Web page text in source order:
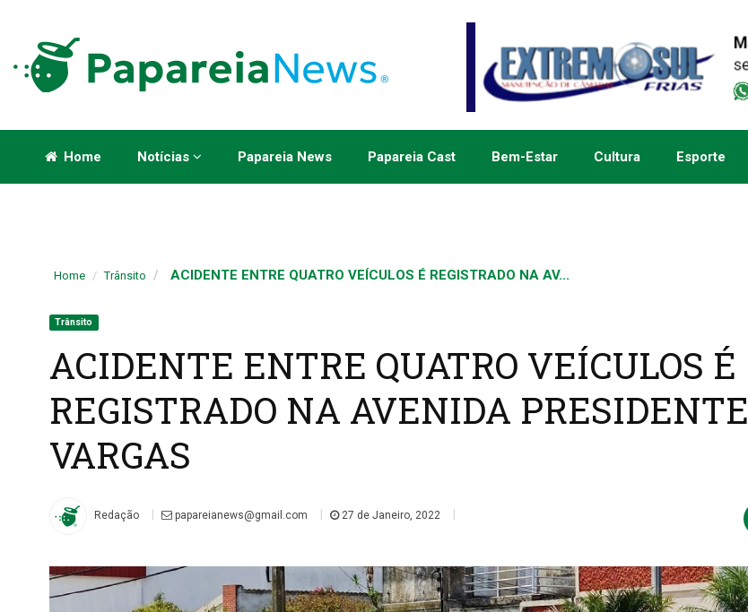
Home Notícias Papareia News Papareia Cast Bem-Estar Cultura Esporte
Home Trânsito ACIDENTE ENTRE QUATRO VEÍCULOS É REGISTRADO NA AV...
Trânsito
ACIDENTE ENTRE QUATRO VEÍCULOS É
REGISTRADO NA AVENIDA PRESIDENTE
VARGAS
Redação | papareianews@gmail.com | 27 de Janeiro, 2022 |